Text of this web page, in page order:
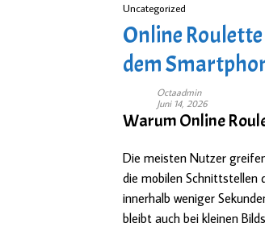
Uncategorized
Online
dem
Octaadmin
Juni 14, 2026
Warum Online
Die meisten Nutzer
die mobilen Schnittstellen
innerhalb weniger
bleibt auch bei kleinen